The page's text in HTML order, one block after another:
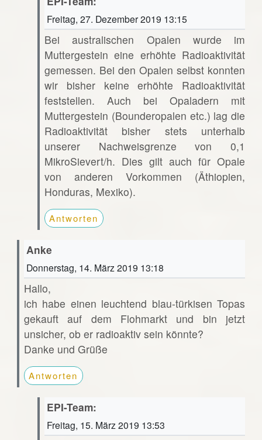
Freitag, 27. Dezember 2019 13:15
Bei australischen Opalen wurde im
Muttergestein eine erhöhte Radioaktivität
gemessen. Bei den Opalen selbst konnten
wir bisher keine erhöhte Radioaktivität
feststellen. Auch bei Opaladern mit
Muttergestein (Bounderopalen etc.) lag die
Radioaktivität bisher stets unterhalb
unserer Nachweisgrenze von 0,1
MikroSievert/h. Dies gilt auch für Opale
von anderen Vorkommen (Äthiopien,
Honduras, Mexiko).
Antworten
Anke
Donnerstag, 14. März 2019 13:18
Hallo,
ich habe einen leuchtend blau-türkisen Topas
gekauft auf dem Flohmarkt und bin jetzt
unsicher, ob er radioaktiv sein könnte?
Danke und Grüße
Antworten
EPI-Team:
Freitag, 15. März 2019 13:53